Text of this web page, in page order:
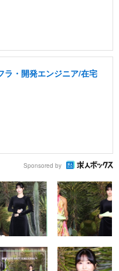
ラ・開発エンジニア/在宅
Sponsored by